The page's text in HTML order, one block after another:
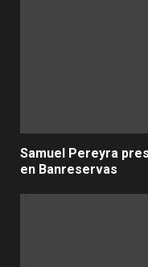
Samuel Pereyra
en Banreservas